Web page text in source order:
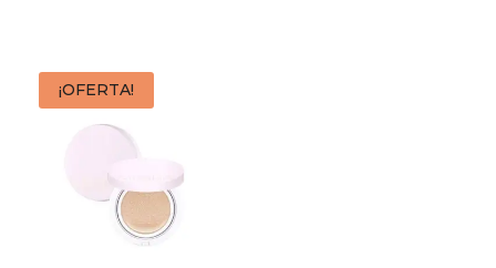
¡OFERTA!